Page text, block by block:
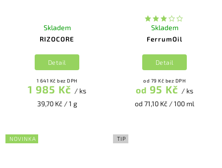
RIZOCORE
Skladem
1 641 Kč bez DPH
1 985 Kč / ks
39,70 Kč / 1 g
Detail
FerrumOil
Skladem
od 79 Kč bez DPH
od 95 Kč / ks
od 71,10 Kč / 100 ml
Detail
NOVINKA TIP